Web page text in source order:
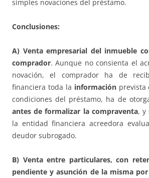
simples novaciones del préstamo.
Conclusiones:
A) Venta empresarial del inmueble
comprador. Aunque no consienta el
novación, el comprador ha de
financiera toda la informaciónprevista
condiciones del préstamo, ha de
antes de formalizar la compraventa, y
la entidad financiera acreedora
deudor subrogado.
B) Venta entre particulares, con
pendiente y asunción de la misma